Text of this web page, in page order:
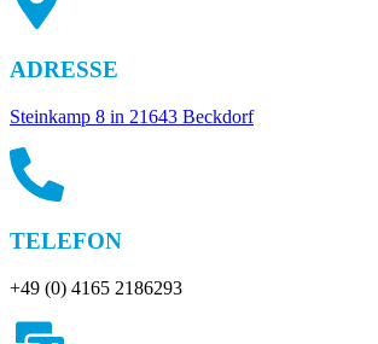
ADRESSE
Steinkamp 8 in 21643 Beckdorf
TELEFON
+49 (0) 4165 2186293